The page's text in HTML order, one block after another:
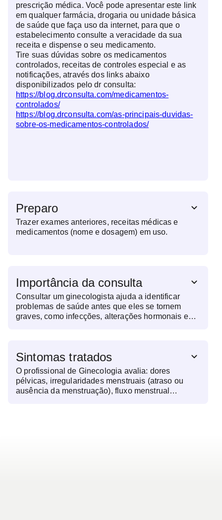
prescrição médica. Você pode apresentar este link
em qualquer farmácia, drogaria ou unidade básica
de saúde que faça uso da internet, para que o
estabelecimento consulte a veracidade da sua
receita e dispense o seu medicamento.
Tire suas dúvidas sobre os medicamentos
controlados, receitas de controles especial e as
notificações, através dos links abaixo
disponibilizados pelo dr consulta:
https://blog.drconsulta.com/medicamentos-
controlados/
https://blog.drconsulta.com/as-principais-duvidas-
sobre-os-medicamentos-controlados/
Preparo
Trazer exames anteriores, receitas médicas e
medicamentos (nome e dosagem) em uso.
Importância da consulta
Consultar um ginecologista ajuda a identificar
problemas de saúde antes que eles se tornem
graves, como infecções, alterações hormonais e
menstrual e menopausa.
Sintomas tratados
O profissional de Ginecologia avalia: dores
pélvicas, irregularidades menstruais (atraso ou
ausência da menstruação), fluxo menstrual